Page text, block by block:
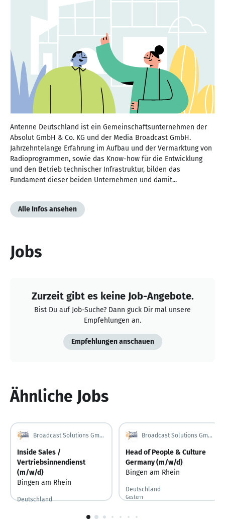
Antenne Deutschland ist ein Gemeinschaftsunternehmen der
Absolut GmbH & Co. KG und der Media Broadcast GmbH.
Jahrzehntelange Erfahrung im Aufbau und der Vermarktung von
Radioprogrammen, sowie das Know-how für die Entwicklung
und den Betrieb technischer Infrastruktur, bilden das
Fundament dieser beiden Unternehmen und damit...
Alle Infos ansehen
Jobs
Zurzeit gibt es keine Job-Angebote.
Bist Du auf Job-Suche? Dann guck Dir mal unsere
Empfehlungen an.
Empfehlungen anschauen
Ähnliche Jobs
Broadcast Solutions GmbH
Inside Sales /
Vertriebsinnendienst
(m/w/d)
Bingen am Rhein
Deutschland
Broadcast Solutions GmbH
Head of People & Culture
Germany (m/w/d)
Bingen am Rhein
Deutschland
Gestern
Gestern veröffentlicht